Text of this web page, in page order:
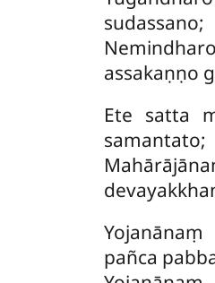
sudassano;
assakaṇṇo
Ete satta
samantato;
pañca